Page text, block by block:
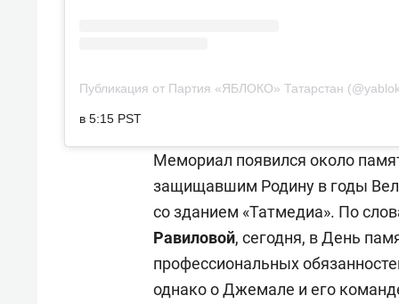
Публикация от Партия «ЯБЛОКО» Татарстан
в 5:15 PST
Мемориал появился около
защищавшим Родину в годы
со зданием «Татмедиа». По
Равиловой, сегодня, в День
профессиональных
однако о Джемале и его